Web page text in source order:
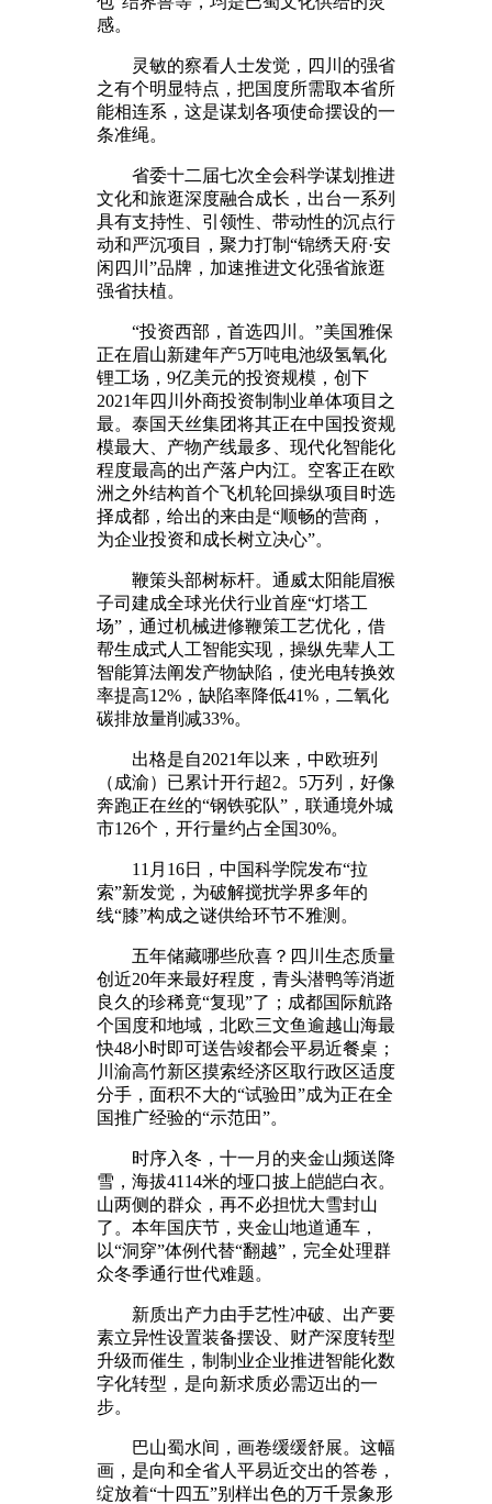
感。
灵敏的察看人士发觉，四川的强省
之有个明显特点，把国度所需取本省所
能相连系，这是谋划各项使命摆设的一
条准绳。
省委十二届七次全会科学谋划推进
文化和旅逛深度融合成长，出台一系列
具有支持性、引领性、带动性的沉点行
动和严沉项目，聚力打制“锦绣天府·安
闲四川”品牌，加速推进文化强省旅逛
强省扶植。
“投资西部，首选四川。”美国雅保
正在眉山新建年产5万吨电池级氢氧化
锂工场，9亿美元的投资规模，创下
2021年四川外商投资制制业单体项目之
最。泰国天丝集团将其正在中国投资规
模最大、产物产线最多、现代化智能化
程度最高的出产落户内江。空客正在欧
洲之外结构首个飞机轮回操纵项目时选
择成都，给出的来由是“顺畅的营商，
为企业投资和成长树立决心”。
鞭策头部树标杆。通威太阳能眉猴
子司建成全球光伏行业首座“灯塔工
场”，通过机械进修鞭策工艺优化，借
帮生成式人工智能实现，操纵先辈人工
智能算法阐发产物缺陷，使光电转换效
率提高12%，缺陷率降低41%，二氧化
碳排放量削减33%。
出格是自2021年以来，中欧班列
（成渝）已累计开行超2。5万列，好像
奔跑正在丝的“钢铁驼队”，联通境外城
市126个，开行量约占全国30%。
11月16日，中国科学院发布“拉
索”新发觉，为破解搅扰学界多年的
线“膝”构成之谜供给环节不雅测。
五年储藏哪些欣喜？四川生态质量
创近20年来最好程度，青头潜鸭等消逝
良久的珍稀竟“复现”了；成都国际航路
个国度和地域，北欧三文鱼逾越山海最
快48小时即可送告竣都会平易近餐桌；
川渝高竹新区摸索经济区取行政区适度
分手，面积不大的“试验田”成为正在全
国推广经验的“示范田”。
时序入冬，十一月的夹金山频送降
雪，海拔4114米的垭口披上皑皑白衣。
山两侧的群众，再不必担忧大雪封山
了。本年国庆节，夹金山地道通车，
以“洞穿”体例代替“翻越”，完全处理群
众冬季通行世代难题。
新质出产力由手艺性冲破、出产要
素立异性设置装备摆设、财产深度转型
升级而催生，制制业企业推进智能化数
字化转型，是向新求质必需迈出的一
步。
巴山蜀水间，画卷缓缓舒展。这幅
画，是向和全省人平易近交出的答卷，
绽放着“十四五”别样出色的万千景象形